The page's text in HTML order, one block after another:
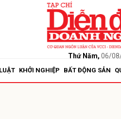
Thứ Năm, 06/
KHỞI NGHIỆP BẤT ĐỘNG SẢN